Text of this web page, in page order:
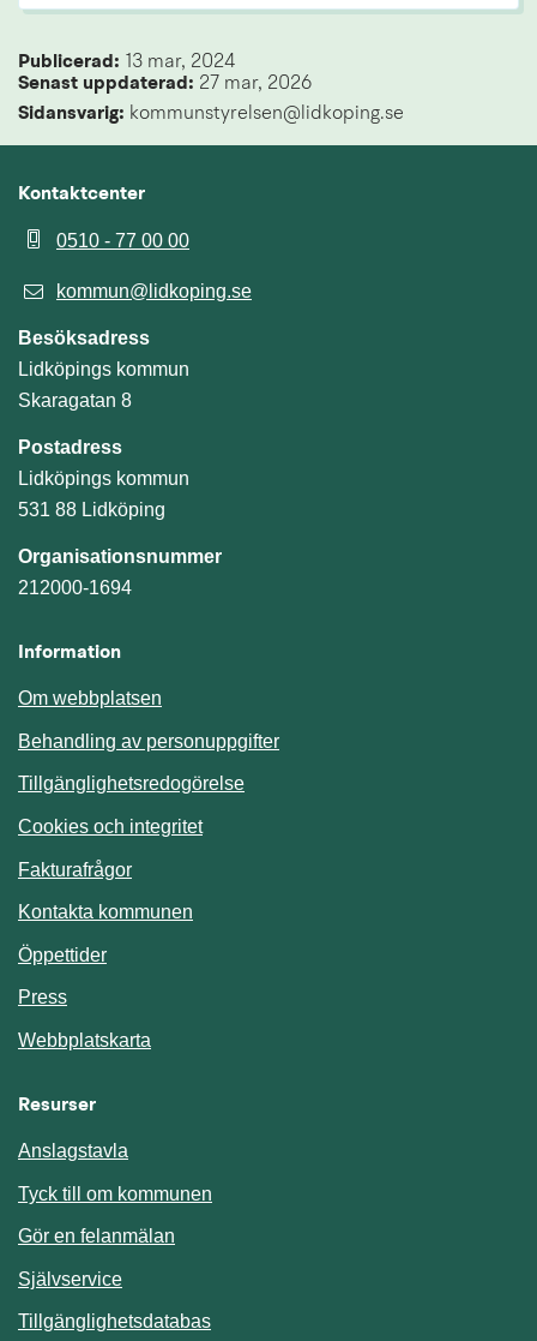
Publicerad: 13 mar, 2024
Senast uppdaterad: 27 mar, 2026
Sidansvarig: kommunstyrelsen@lidkoping.se
Kontaktcenter
0510 - 77 00 00
kommun@lidkoping.se
Besöksadress
Lidköpings kommun
Skaragatan 8
Postadress
Lidköpings kommun
531 88 Lidköping
Organisationsnummer
212000-1694
Information
Om webbplatsen
Behandling av personuppgifter
Tillgänglighetsredogörelse
Cookies och integritet
Fakturafrågor
Kontakta kommunen
Öppettider
Press
Webbplatskarta
Resurser
Anslagstavla
Tyck till om kommunen
Gör en felanmälan
SjälvserviceLänk till annan webbplats.
TillgänglighetsdatabasLänk till annan webbplats.